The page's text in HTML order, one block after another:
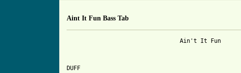
Aint It Fun Bass Tab
DUFF